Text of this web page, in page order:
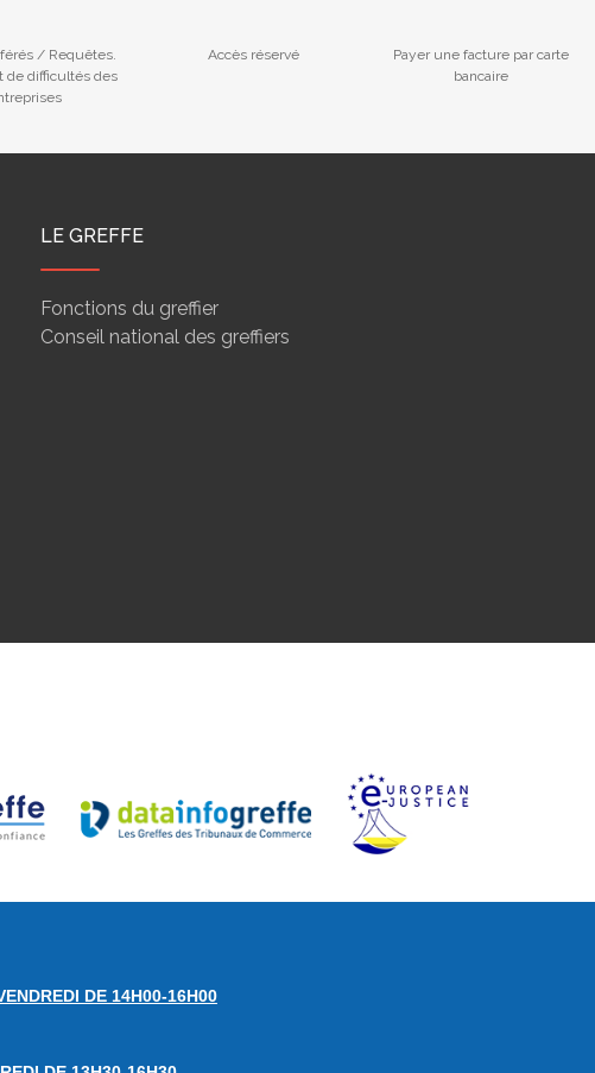
/ Requêtes.
de difficultés des
Accès réservé
Payer une facture par carte
bancaire
LE GREFFE
Fonctions du greffier
Conseil national des greffiers
DE 14H00-16H00